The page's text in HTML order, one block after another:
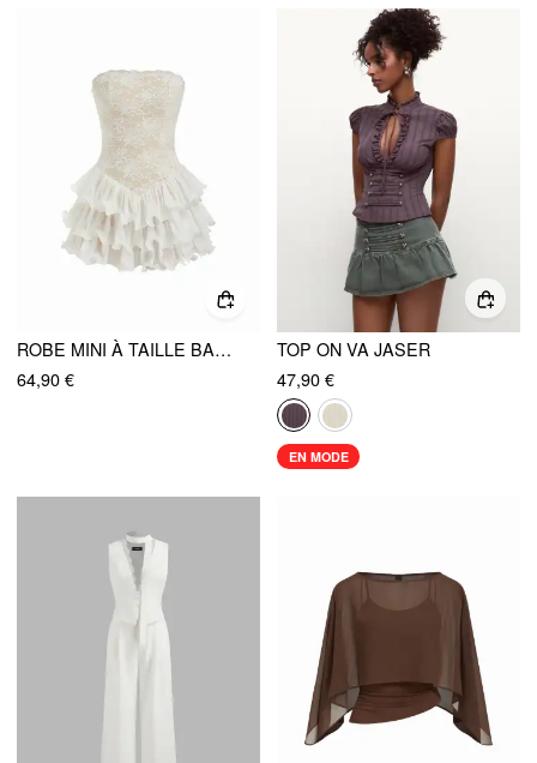
ROBE MINI À TAILLE BASQUE EN DENTELLE FLORALE BANDEAU
64,90 €
TOP ON VA JASER
47,90 €
EN MODE